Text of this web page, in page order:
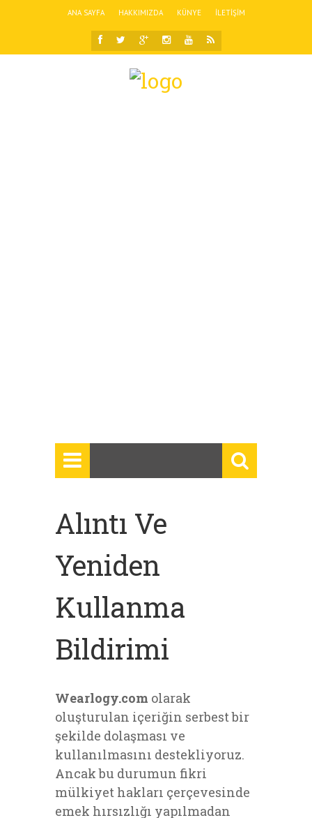
ANA SAYFA HAKKIMIZDA KÜNYE İLETIŞIM
Alıntı Ve
Yeniden
Kullanma
Bildirimi
Wearlogy.com olarak
oluşturulan içeriğin serbest bir
şekilde dolaşması ve
kullanılmasını destekliyoruz.
Ancak bu durumun fikri
mülkiyet hakları çerçevesinde
emek hırsızlığı yapılmadan